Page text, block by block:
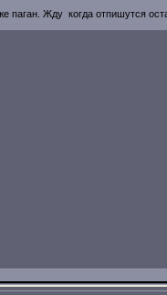
паган. Жду когда отпишутся